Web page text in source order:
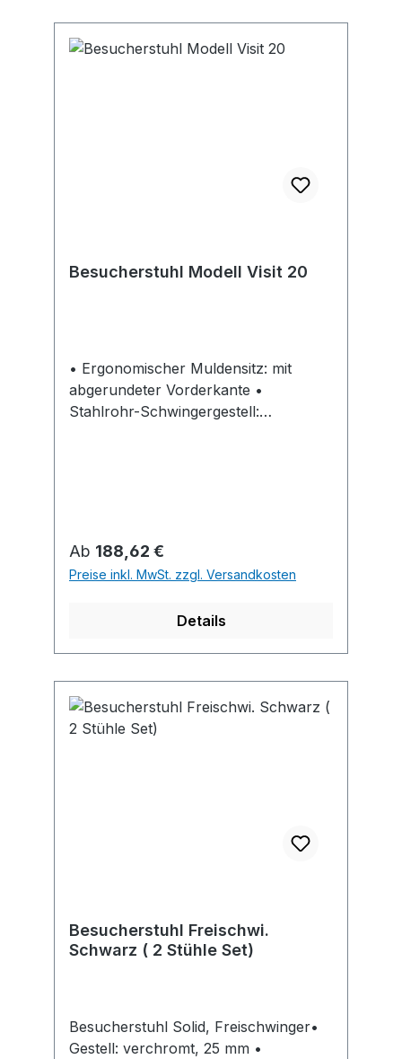
Besucherstuhl Modell Visit 20
• Ergonomischer Muldensitz: mit
abgerundeter Vorderkante •
Stahlrohr-Schwingergestell:
2 Stück. Hinweis: Eleganter
Besucherstuhl.
Regulärer Preis:
Ab 188,62 €
Preise inkl. MwSt. zzgl. Versandkosten
Details
Besucherstuhl Freischwi.
Schwarz ( 2 Stühle Set)
Besucherstuhl Solid, Freischwinger•
Gestell: verchromt, 25 mm •